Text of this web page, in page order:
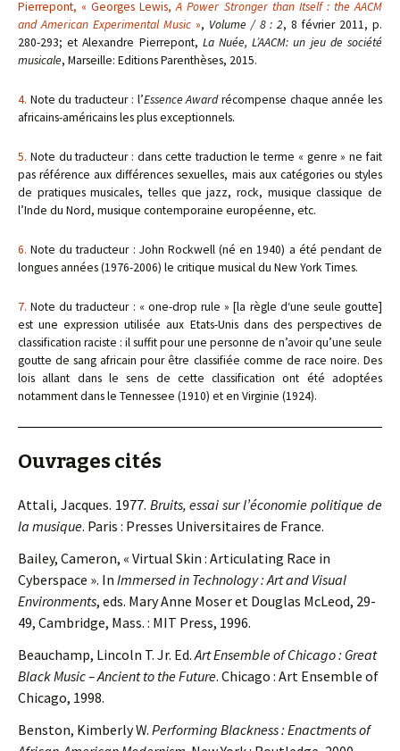
Pierrepont, « Georges Lewis,A Power Stronger than Itself : the AACM
and American Experimental Music», Volume / 8 : 2, 8 février 2011, p.
280-293; et Alexandre Pierrepont, La Nuée, L’AACM: un jeu de société
musicale, Marseille: Editions Parenthèses, 2015.
4. Note du traducteur : l’Essence Awardrécompense chaque année les
africains-américains les plus exceptionnels.
5. Note du traducteur : dans cette traduction le terme « genre » ne fait
pas référence aux différences sexuelles, mais aux catégories ou styles
de pratiques musicales, telles que jazz, rock, musique classique de
l’Inde du Nord, musique contemporaine européenne, etc.
6.Note du traducteur : John Rockwell (né en 1940) a été pendant de
longues années (1976-2006) le critique musical du New York Times.
7.Note du traducteur : « one-drop rule » [la règle d‘une seule goutte]
est une expression utilisée aux Etats-Unis dans des perspectives de
classification raciste : il suffit pour une personne de n’avoir qu’une seule
goutte de sang africain pour être classifiée comme de race noire. Des
lois allant dans le sens de cette classification ont été adoptées
notamment dans le Tennessee (1910) et en Virginie (1924).
Ouvrages cités
Attali, Jacques. 1977. Bruits, essai sur l’économie politique de
la musique. Paris : Presses Universitaires de France.
Bailey, Cameron, « Virtual Skin : Articulating Race in
Cyberspace ». In Immersed in Technology : Art and Visual
Environments, eds. Mary Anne Moser et Douglas McLeod, 29-
49, Cambridge, Mass. : MIT Press, 1996.
Beauchamp, Lincoln T. Jr. Ed.Art Ensemble of Chicago : Great
Black Music – Ancient to the Future. Chicago : Art Ensemble of
Chicago, 1998.
Benston, Kimberly W. Performing Blackness : Enactments of